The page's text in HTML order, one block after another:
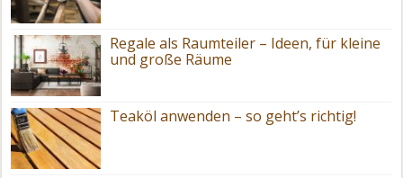
Regale als Raumteiler – Ideen, für kleine
und große Räume
Teaköl anwenden – so geht’s richtig!